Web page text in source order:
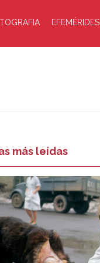
EFEMÉRIDES
más leídas